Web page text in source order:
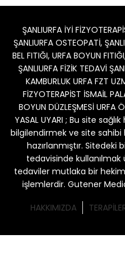
ŞANLIURFA İYİ
ŞANLIURFA OSTEOPATİ,
BEL FITIĞI, URFA BOYUN
ŞANLIURFA FİZİK TEDAVİ
KAMBURLUK URFA FZT
FİZYOTERAPİST İSMAİL
BOYUN DÜZLEŞMESİ URFA
YASAL UYARI ; Bu site
bilgilendirmek ve site sahibi
hazırlanmıştır. Sitedeki
tedavisinde
tedaviler mutlaka bir
işlemlerdir. Gutener
HAKKIMIZDA